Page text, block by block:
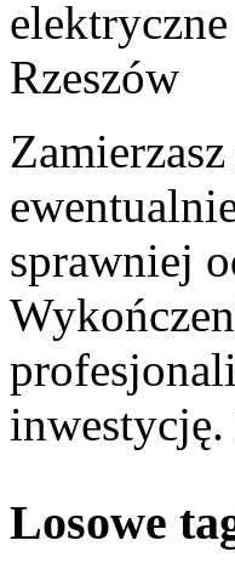
sprawniej
Losowe